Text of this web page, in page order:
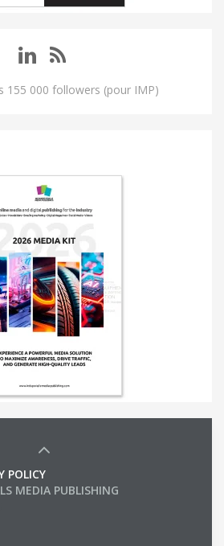
155 000 followers (pour IMP)
POLICY
MEDIA PUBLISHING